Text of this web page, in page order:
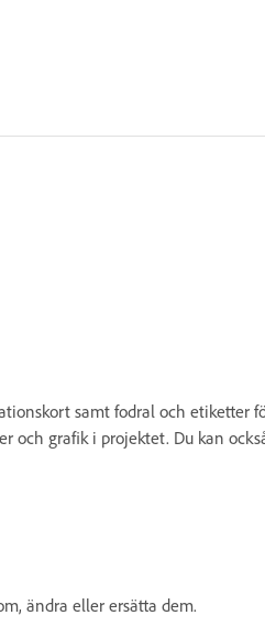
samt fodral och etiketter
och grafik i projektet. Du kan
ändra eller ersätta dem.